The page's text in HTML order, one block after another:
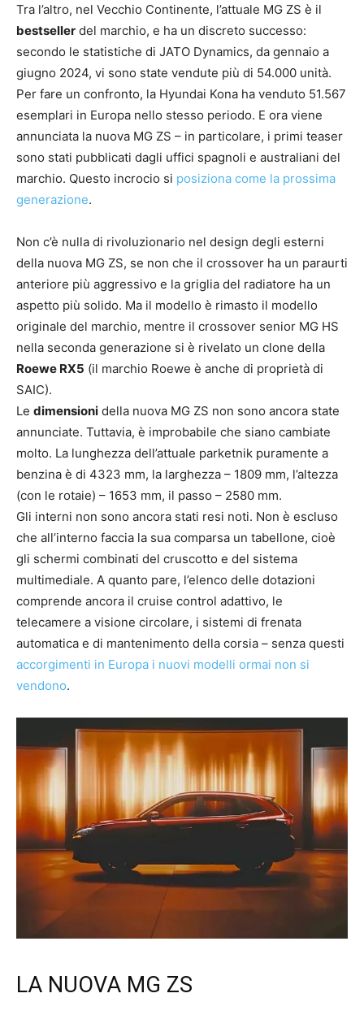
Tra l’altro, nel Vecchio Continente, l’attuale MG ZS è il
bestseller del marchio, e ha un discreto successo:
secondo le statistiche di JATO Dynamics, da gennaio a
giugno 2024, vi sono state vendute più di 54.000 unità.
Per fare un confronto, la Hyundai Kona ha venduto 51.567
esemplari in Europa nello stesso periodo. E ora viene
annunciata la nuova MG ZS – in particolare, i primi teaser
sono stati pubblicati dagli uffici spagnoli e australiani del
marchio. Questo incrocio si posiziona come la prossima
generazione.
Non c’è nulla di rivoluzionario nel design degli esterni
della nuova MG ZS, se non che il crossover ha un paraurti
anteriore più aggressivo e la griglia del radiatore ha un
aspetto più solido. Ma il modello è rimasto il modello
originale del marchio, mentre il crossover senior MG HS
nella seconda generazione si è rivelato un clone della
Roewe RX5 (il marchio Roewe è anche di proprietà di
SAIC).
Le dimensioni della nuova MG ZS non sono ancora state
annunciate. Tuttavia, è improbabile che siano cambiate
molto. La lunghezza dell’attuale parketnik puramente a
benzina è di 4323 mm, la larghezza – 1809 mm, l’altezza
(con le rotaie) – 1653 mm, il passo – 2580 mm.
Gli interni non sono ancora stati resi noti. Non è escluso
che all’interno faccia la sua comparsa un tabellone, cioè
gli schermi combinati del cruscotto e del sistema
multimediale. A quanto pare, l’elenco delle dotazioni
comprende ancora il cruise control adattivo, le
telecamere a visione circolare, i sistemi di frenata
automatica e di mantenimento della corsia – senza questi
accorgimenti in Europa i nuovi modelli ormai non si
vendono.
LA NUOVA MG ZS